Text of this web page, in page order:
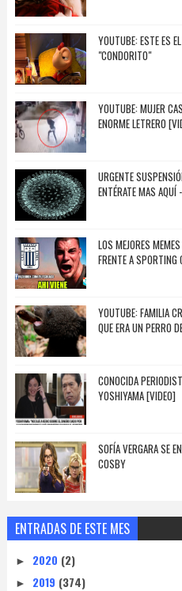
YOUTUBE: ESTE ES
"CONDORITO"
YOUTUBE: MUJER
ENORME LETRERO
URGENTE
ENTÉRATE MAS AQUÍ
LOS MEJORES
FRENTE A SPORTING
YOUTUBE: FAMILIA
QUE ERA UN PERRO
CONOCIDA
YOSHIYAMA [VIDEO]
SOFÍA VERGARA SE
COSBY
ENTRADAS DE ESTE MES
► 2020 (2)
► 2019 (374)